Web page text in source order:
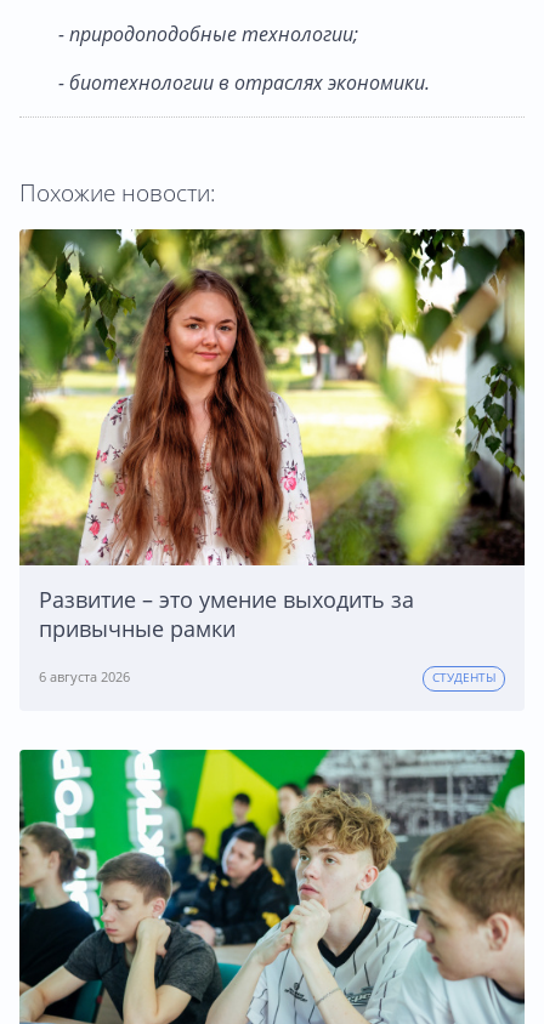
- природоподобные технологии;
- биотехнологии в отраслях экономики.
Похожие новости:
Развитие – это умение выходить за
привычные рамки
6 августа 2026 СТУДЕНТЫ